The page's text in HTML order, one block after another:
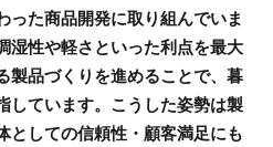
った商品開発に取り組んでいま
湿性や軽さといった利点を最大
製品づくりを進めることで、暮
しています。こうした姿勢は製
としての信頼性・顧客満足にも